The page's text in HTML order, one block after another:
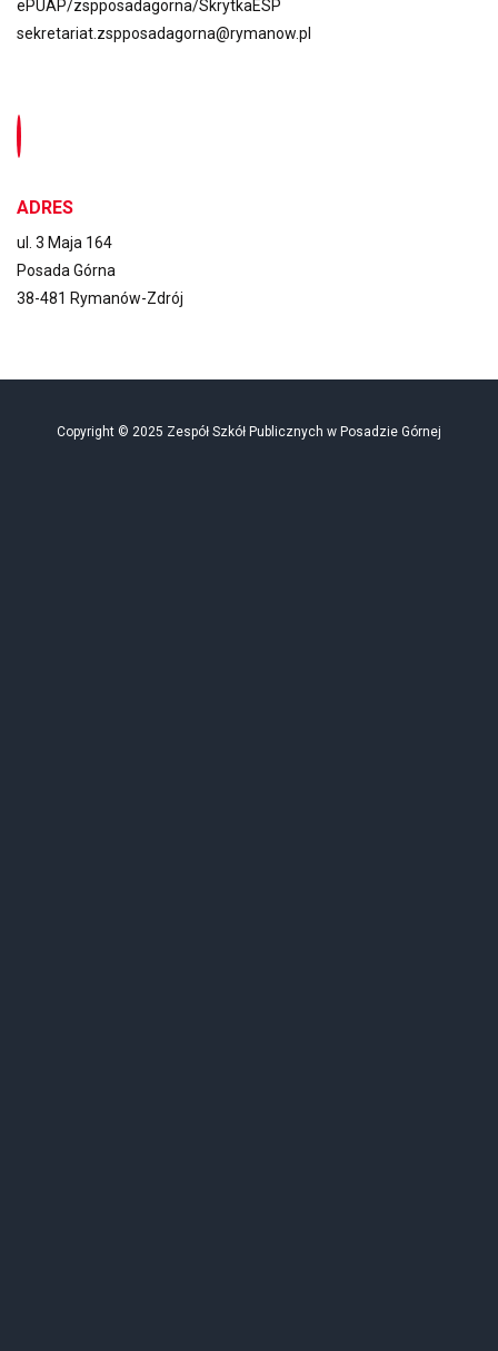
ePUAP/zspposadagorna/SkrytkaESP
sekretariat.zspposadagorna@rymanow.pl
ADRES
ul. 3 Maja 164
Posada Górna
38-481 Rymanów-Zdrój
Copyright © 2025 Zespół Szkół Publicznych w Posadzie Górnej